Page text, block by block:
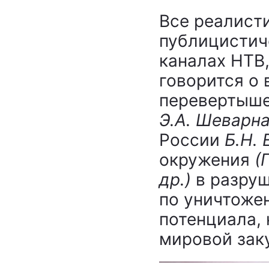
Все
каналах
говорится
Э.А.
России Б.Н.
окружения
др.) в
по
мировой